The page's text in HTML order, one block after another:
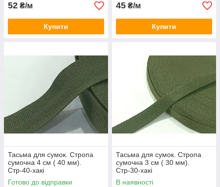
52 ₴/м
Купити
45 ₴/м
Купити
Тасьма для сумок. Стропа
сумочна 4 см ( 40 мм).
Стр-40-хакі
Готово до відправки
Тасьма для сумок. Стропа
сумочна 3 см ( 30 мм).
Стр-30-хакі
В наявності